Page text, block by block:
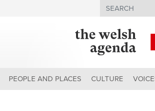
Search
PEOPLE AND PLACES CULTURE